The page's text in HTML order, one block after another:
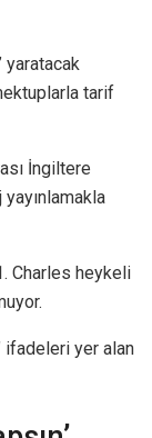
yaratacak
tarif
İngiltere
yayınlamakla
Charles heykeli
ifadeleri yer alan